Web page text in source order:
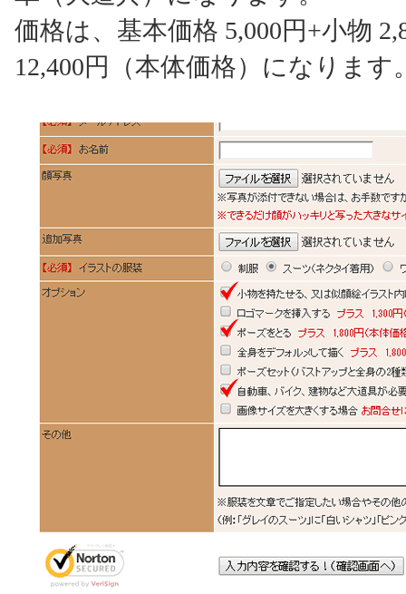
価格は、基本価格 5,000円+小物
12,400円（本体価格）になります